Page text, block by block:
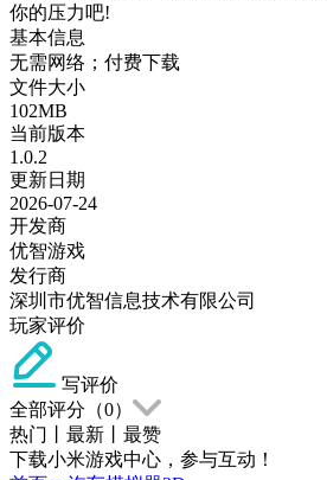
你的压力吧!
基本信息
无需网络；付费下载
文件大小
102MB
当前版本
1.0.2
更新日期
2026-07-24
开发商
优智游戏
发行商
深圳市优智信息技术有限公司
玩家评价
写评价
全部评分（0）
热门
最新
最赞
下载小米游戏中心，参与互动！